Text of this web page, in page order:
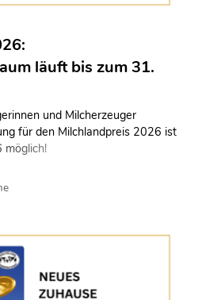
läuft bis zum 31.
und Milcherzeuger
für den Milchlandpreis 2026 ist
möglich!